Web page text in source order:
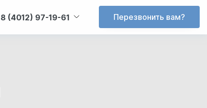
8 (4012) 97-19-61 Перезвонить вам?